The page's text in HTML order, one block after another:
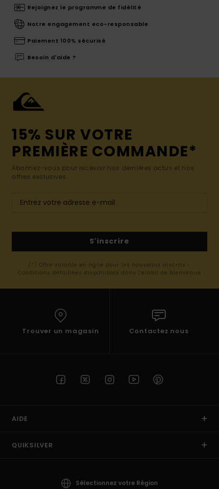
Rejoignez le programme de fidélité
Notre engagement eco-responsable
Paiement 100% sécurisé
Besoin d'aide ?
15% SUR VOTRE
PREMIÈRE COMMANDE*
Abonnez-vous pour recevoir nos dernières actus et nos
offres exclusives.
S'inscrire
(*) Offre valable en ligne pour les nouveaux inscrits -
Conditions détaillées disponibles dans l'email de bienvenue
Trouver un magasin Contactez nous
AIDE
QUIKSILVER
Sélectionnez votre Région